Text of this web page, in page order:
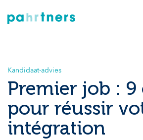
Kandidaat-advies
Premier job : 9
pour réussir
intégration